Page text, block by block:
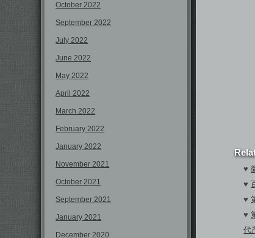
October 2022
September 2022
July 2022
June 2022
May 2022
April 2022
March 2022
February 2022
January 2022
November 2021
October 2021
September 2021
January 2021
December 2020
♥
♥
♥
♥
代